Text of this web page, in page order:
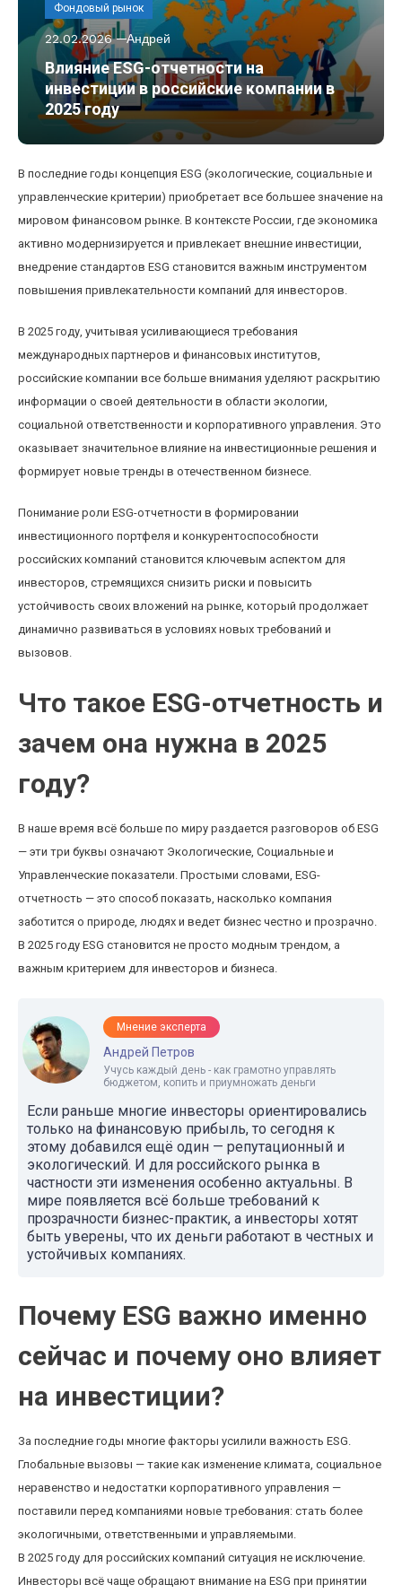
Фондовый рынок
22.02.2026 Андрей
Влияние ESG-отчетности на
инвестиции в российские компании в
2025 году
В последние годы концепция ESG (экологические, социальные и
управленческие критерии) приобретает все большее значение на
мировом финансовом рынке. В контексте России, где экономика
активно модернизируется и привлекает внешние инвестиции,
внедрение стандартов ESG становится важным инструментом
повышения привлекательности компаний для инвесторов.
В 2025 году, учитывая усиливающиеся требования
международных партнеров и финансовых институтов,
российские компании все больше внимания уделяют раскрытию
информации о своей деятельности в области экологии,
социальной ответственности и корпоративного управления. Это
оказывает значительное влияние на инвестиционные решения и
формирует новые тренды в отечественном бизнесе.
Понимание роли ESG-отчетности в формировании
инвестиционного портфеля и конкурентоспособности
российских компаний становится ключевым аспектом для
инвесторов, стремящихся снизить риски и повысить
устойчивость своих вложений на рынке, который продолжает
динамично развиваться в условиях новых требований и
вызовов.
Что такое ESG-отчетность и
зачем она нужна в 2025
году?
В наше время всё больше по миру раздается разговоров об ESG
— эти три буквы означают Экологические, Социальные и
Управленческие показатели. Простыми словами, ESG-
отчетность — это способ показать, насколько компания
заботится о природе, людях и ведет бизнес честно и прозрачно.
В 2025 году ESG становится не просто модным трендом, а
важным критерием для инвесторов и бизнеса.
Мнение эксперта
Андрей Петров
Учусь каждый день - как грамотно управлять
бюджетом, копить и приумножать деньги
Если раньше многие инвесторы ориентировались
только на финансовую прибыль, то сегодня к
этому добавился ещё один — репутационный и
экологический. И для российского рынка в
частности эти изменения особенно актуальны. В
мире появляется всё больше требований к
прозрачности бизнес-практик, а инвесторы хотят
быть уверены, что их деньги работают в честных и
устойчивых компаниях.
Почему ESG важно именно
сейчас и почему оно влияет
на инвестиции?
За последние годы многие факторы усилили важность ESG.
Глобальные вызовы — такие как изменение климата, социальное
неравенство и недостатки корпоративного управления —
поставили перед компаниями новые требования: стать более
экологичными, ответственными и управляемыми.
В 2025 году для российских компаний ситуация не исключение.
Инвесторы всё чаще обращают внимание на ESG при принятии